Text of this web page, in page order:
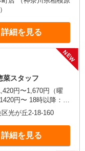
ートは日・祝日は更
間・曜日欄でご確認く
詳細を見る
NEW
菜スタッフ
円〜1,670円（曜
円〜 18時以降：時
★日・祝＋100円 ※ア
容はお問い合わせく
光が丘2-18-160
詳細を見る